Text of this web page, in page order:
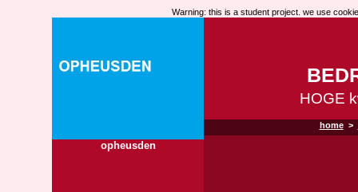
Warning: this is a student project. we use
opheusden
HOGE
home>